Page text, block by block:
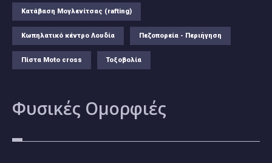
Κατάβαση Μογλενίτσας (rafting)
Κωπηλατικό κέντρο Λουδία Πεζοπορεία - Περιήγηση
Πίστα Moto cross Τοξοβολία
Φυσικές Ομορφιές